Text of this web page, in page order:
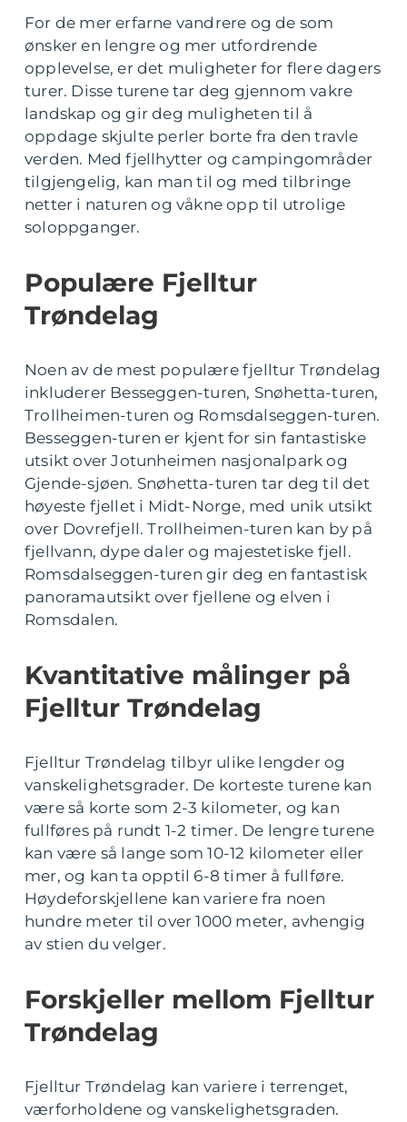
For de mer erfarne vandrere og de som
ønsker en lengre og mer utfordrende
opplevelse, er det muligheter for flere dagers
turer. Disse turene tar deg gjennom vakre
landskap og gir deg muligheten til å
oppdage skjulte perler borte fra den travle
verden. Med fjellhytter og campingområder
tilgjengelig, kan man til og med tilbringe
netter i naturen og våkne opp til utrolige
soloppganger.
Populære Fjelltur
Trøndelag
Noen av de mest populære fjelltur Trøndelag
inkluderer Besseggen-turen, Snøhetta-turen,
Trollheimen-turen og Romsdalseggen-turen.
Besseggen-turen er kjent for sin fantastiske
utsikt over Jotunheimen nasjonalpark og
Gjende-sjøen. Snøhetta-turen tar deg til det
høyeste fjellet i Midt-Norge, med unik utsikt
over Dovrefjell. Trollheimen-turen kan by på
fjellvann, dype daler og majestetiske fjell.
Romsdalseggen-turen gir deg en fantastisk
panoramautsikt over fjellene og elven i
Romsdalen.
Kvantitative målinger på
Fjelltur Trøndelag
Fjelltur Trøndelag tilbyr ulike lengder og
vanskelighetsgrader. De korteste turene kan
være så korte som 2-3 kilometer, og kan
fullføres på rundt 1-2 timer. De lengre turene
kan være så lange som 10-12 kilometer eller
mer, og kan ta opptil 6-8 timer å fullføre.
Høydeforskjellene kan variere fra noen
hundre meter til over 1000 meter, avhengig
av stien du velger.
Forskjeller mellom Fjelltur
Trøndelag
Fjelltur Trøndelag kan variere i terrenget,
værforholdene og vanskelighetsgraden.